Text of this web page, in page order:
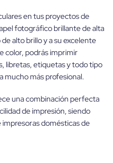
en tus proyectos de
fotográfico brillante de alta
alto brillo y a su excelente
color, podrás imprimir
libretas, etiquetas y todo tipo
mucho más profesional.
una combinación perfecta
de impresión, siendo
domésticas de